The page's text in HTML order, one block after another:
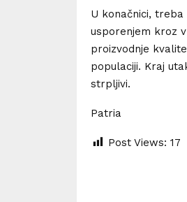
U konačnici,
usporenjem kroz
proizvodnje
populaciji. Kraj
strpljivi.
Patria
Post Views: 17